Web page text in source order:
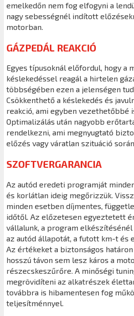
emelkedőn nem fog elfogyni a
nagy sebességnél indított
motorban.
GÁZPEDÁL REAKCIÓ
Egyes típusoknál előfordul, hogy a
késlekedéssel reagál a hirtelen
többségében ezen a jelenségen
Csökkenthető a késlekedés és
reakció, ami egyben vezethetőbbé
Optimalizálás után nagyobb
rendelkezni, ami megnyugtató
előzés vagy váratlan szituáció
SZOFTVERGARANCIA
Az autód eredeti programját
és korlátlan ideig megőrizzük.
minden esetben díjmentes,
időtől. Az előzetesen egyeztetett
vállalunk, a program
az autód állapotát, a futott km-t és
Az értékeket a biztonságos
hosszú távon sem lesz káros a
részecskeszűrőre. A minőségi
megrövidíteni az alkatrészek
továbbra is hibamentesen fog
teljesítménnyel.